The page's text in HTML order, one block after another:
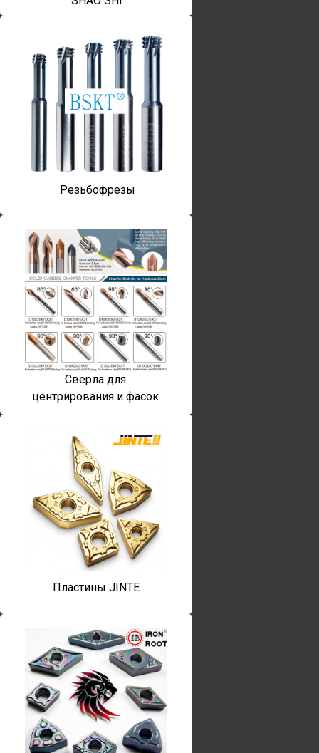
Резьбофрезы
Сверла для
центрирования и фасок
Пластины JINTE